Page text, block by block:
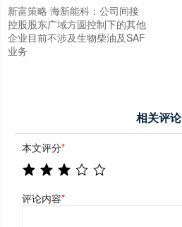
新富策略 海新能科：公司间接
控股股东广域方圆控制下的其他
企业目前不涉及生物柴油及SAF
业务
相关评论
本文评分*
评论内容*